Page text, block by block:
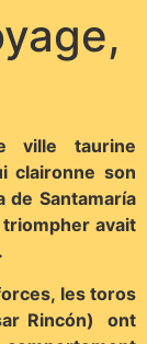
ville taurine
claironne son
de Santamaría
avait
les toros
Rincón) ont